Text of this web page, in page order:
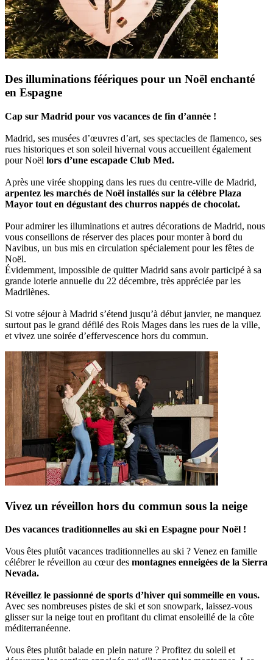
Des illuminations féériques pour un Noël enchanté
en Espagne
Cap sur Madrid pour vos vacances de fin d’année !
Madrid, ses musées d’œuvres d’art, ses spectacles de flamenco, ses
rues historiques et son soleil hivernal vous accueillent également
pour Noël lors d’une escapade Club Med.
Après une virée shopping dans les rues du centre-ville de Madrid,
arpentez les marchés de Noël installés sur la célèbre Plaza
Mayor tout en dégustant des churros nappés de chocolat.
Pour admirer les illuminations et autres décorations de Madrid, nous
vous conseillons de réserver des places pour monter à bord du
Navibus, un bus mis en circulation spécialement pour les fêtes de
Noël.
Évidemment, impossible de quitter Madrid sans avoir participé à sa
grande loterie annuelle du 22 décembre, très appréciée par les
Madrilènes.
Si votre séjour à Madrid s’étend jusqu’à début janvier, ne manquez
surtout pas le grand défilé des Rois Mages dans les rues de la ville,
et vivez une soirée d’effervescence hors du commun.
Vivez un réveillon hors du commun sous la neige
Des vacances traditionnelles au ski en Espagne pour Noël !
Vous êtes plutôt vacances traditionnelles au ski ? Venez en famille
célébrer le réveillon au cœur des montagnes enneigées de la Sierra
Nevada.
Réveillez le passionné de sports d’hiver qui sommeille en vous.
Avec ses nombreuses pistes de ski et son snowpark, laissez-vous
glisser sur la neige tout en profitant du climat ensoleillé de la côte
méditerranéenne.
Vous êtes plutôt balade en plein nature ? Profitez du soleil et